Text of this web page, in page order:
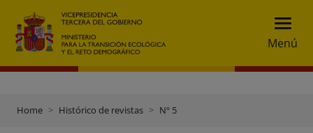
Menú
Home Histórico de revistas Nº 5